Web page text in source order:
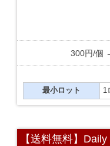
300円/個
最小ロット 1
【送料無料】